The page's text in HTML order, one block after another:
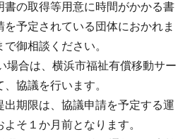
書の取得等用意に時間がかかる書
予定されている団体におかれま
御相談ください。
合は、横浜市福祉有償移動サー
協議を行います。
期限は、協議申請を予定する運
そ１か月前となります。